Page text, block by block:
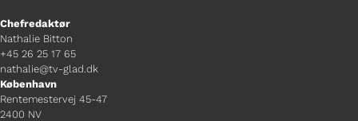
Chefredaktør
Nathalie Bitton
+45 26 25 17 65
nathalie@tv-glad.dk
København
Rentemestervej 45-47
2400 NV